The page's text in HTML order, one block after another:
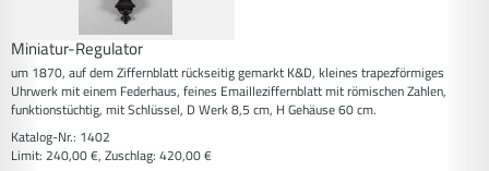
Miniatur-Regulator
um 1870, auf dem Ziffernblatt rückseitig gemarkt K&D, kleines trapezförmiges
Uhrwerk mit einem Federhaus, feines Emailleziffernblatt mit römischen Zahlen,
funktionstüchtig, mit Schlüssel, D Werk 8,5 cm, H Gehäuse 60 cm.
Katalog-Nr.: 1402
Limit: 240,00 €, Zuschlag: 420,00 €